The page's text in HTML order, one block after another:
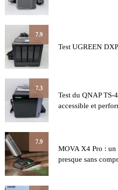
7.9
Test UGREEN
7.3
Test du QNAP TS-
accessible et
7.9
MOVA X4 Pro : un
presque sans